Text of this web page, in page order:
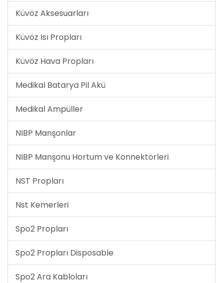
Küvöz Aksesuarları
Küvöz Isı Propları
Küvöz Hava Propları
Medikal Batarya Pil Akü
Medikal Ampüller
NIBP Manşonlar
NIBP Manşonu Hortum ve Konnektörleri
NST Propları
Nst Kemerleri
Spo2 Propları
Spo2 Propları Disposable
Spo2 Ara Kabloları